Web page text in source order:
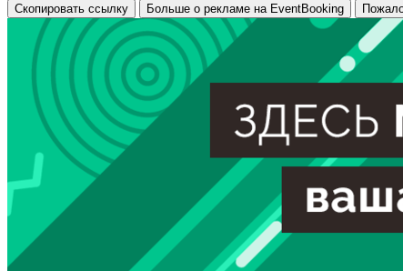
Скопировать ссылку Больше о рекламе на EventBooking